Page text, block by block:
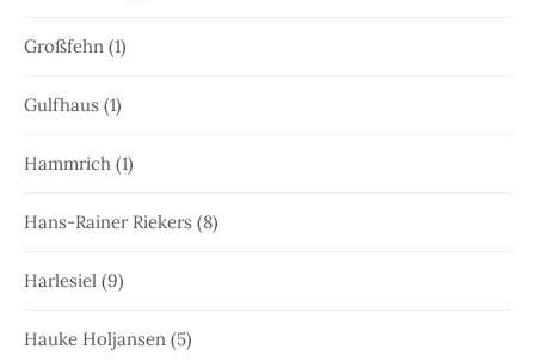
Großfehn (1)
Gulfhaus (1)
Hammrich (1)
Hans-Rainer Riekers (8)
Harlesiel (9)
Hauke Holjansen (5)